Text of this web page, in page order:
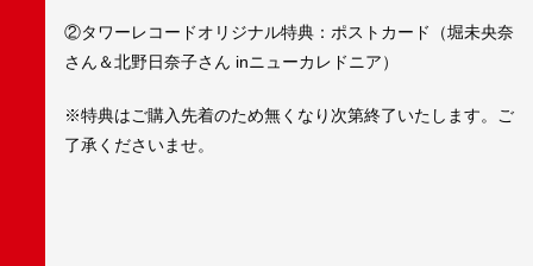
②タワーレコードオリジナル特典：ポストカード（堀未央奈
さん＆北野日奈子さん inニューカレドニア）
※特典はご購入先着のため無くなり次第終了いたします。ご
了承くださいませ。